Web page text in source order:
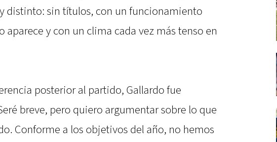
distinto: sin títulos, con un funcionamiento
aparece y con un clima cada vez más tenso en
posterior al partido, Gallardo fue
breve, pero quiero argumentar sobre lo que
Conforme a los objetivos del año, no hemos